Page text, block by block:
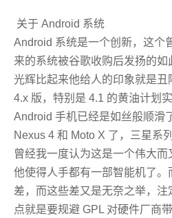
关于 Android 系统
Android 系统是一个创新，这个
来的系统被谷歌收购后发扬的
光辉比起来他给人的印象就是丑
4.x 版，特别是 4.1 的黄油计划
Android 手机已经是如丝般顺滑
Nexus 4 和 Moto X 了，三星系
曾经我一度认为这是一个伟大
他使得人手都有一部智能机了。
差，而这些差又是无奈之举，
点就是要规避 GPL 对硬件厂商